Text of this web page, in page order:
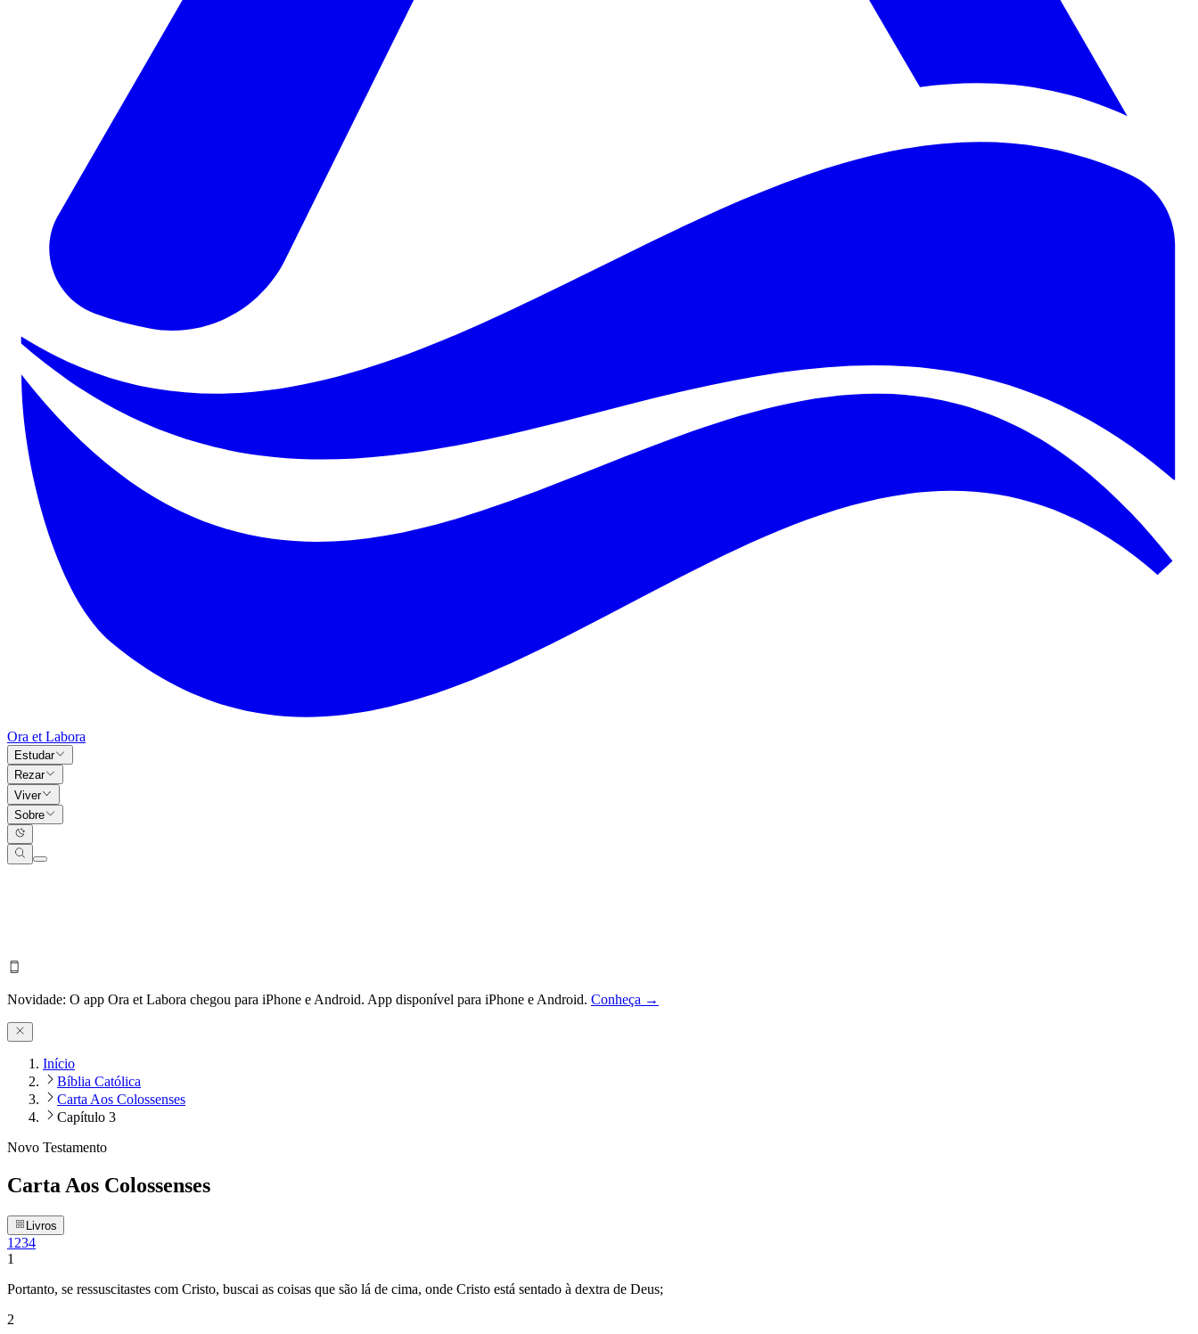
Ora et Labora
Estudar
Rezar
Viver
Sobre
Novidade: O app Ora et Labora chegou para iPhone e Android. App disponível para iPhone e Android. Conheça →
Início
Bíblia Católica
Carta Aos Colossenses
Capítulo 3
Novo Testamento
Carta Aos Colossenses
Livros
1 234
1
Portanto, se ressuscitastes com Cristo, buscai as coisas que são lá de cima, onde Cristo está sentado à dextra de Deus;
2